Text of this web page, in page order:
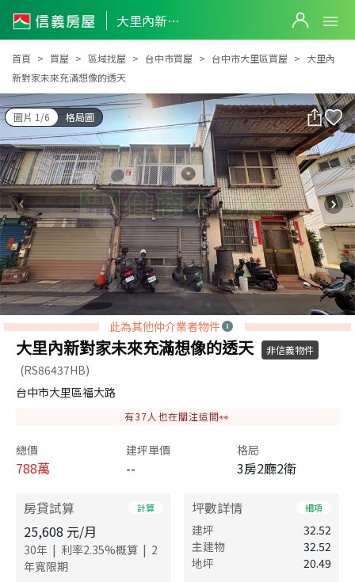
大里內新對家未來充滿想像的透天
大里內新對家未來充滿想像的透天
首頁 買屋 區域找屋 台中市買屋 台中市大里區買屋
大里內
新對家未來充滿想像的透天
圖片 1/6 格局圖
此為其他仲介業者物件
大里內新對家未來充滿想像的透天 非信義物件
(RS86437HB)
台中市大里區福大路
有37人也在關注這間👀
總價
788萬
建坪單價
--
格局
3房2廳2衛
房貸試算 計算
25,608 元/月
30年 | 利率2.35%概算 | 2
年寬限期
坪數詳情 細項
建坪
32.52
主建物
32.52
地坪
20.49